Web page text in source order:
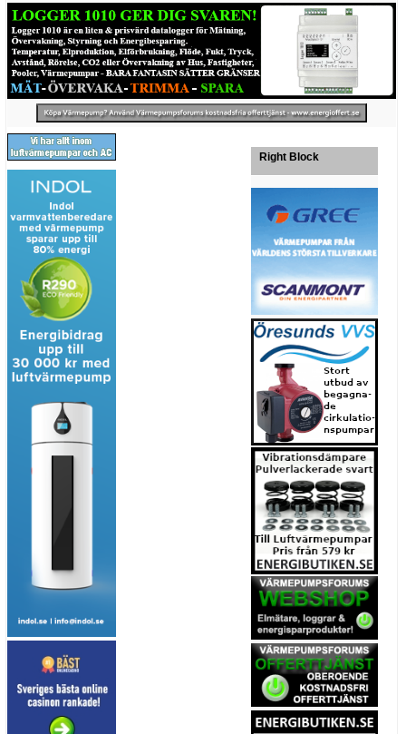
Right Block